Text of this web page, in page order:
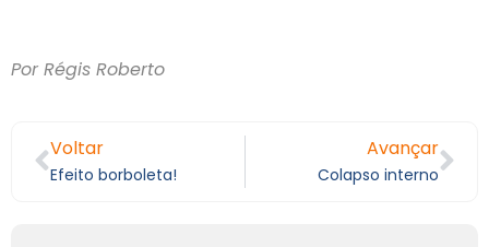
Por Régis Roberto
Voltar
Efeito borboleta!
Avançar
Colapso interno